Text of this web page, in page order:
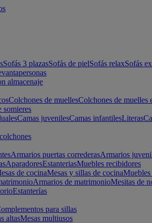
Sofás 3 plazasSofás de pielSofás relaxSofás
almacenaje
Colchones de muellesColchones de muelles
somieres
Camas juvenilesCamas infantilesLiteras
Armarios puertas correderasArmarios
AparadoresEstanteriasMuebles recibidores
de cocinaMesas y sillas de cocina
Armarios de matrimonioMesitas de
Estanterías
para sillas
altasMesas multiusos